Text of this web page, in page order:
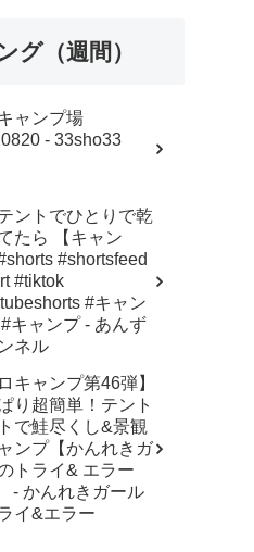
グ（週間）
ャンプ場
- 33sho33
ントでひとりで乾
たら 【キャン
#shortsfeed
#tiktok
#キャン
キャンプ - あんず
ネル
キャンプ第46弾】
り超簡単！テント
で鮭尽くし&景観
ンプ【かんれきガ
トライ& エラー
- かんれきガール
イ&エラー